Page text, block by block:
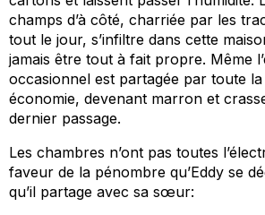
champs d’à côté, charriée par les
tout le jour, s’infiltre dans cette
jamais être tout à fait propre. Même
occasionnel est partagée par toute
économie, devenant marron et
dernier passage.
Les chambres n’ont pas toutes
faveur de la pénombre qu’Eddy se
qu’il partage avec sa sœur: